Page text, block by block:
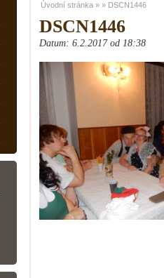
DSCN1446
Datum: 6.2.2017 od 18:38
Úvodní stránka » » DSCN1446